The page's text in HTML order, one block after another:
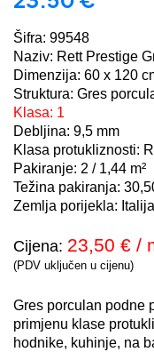
Šifra: 99548
Naziv: Rett Prestige
Dimenzija: 60 x 120
Struktura: Gres
Klasa: 1
Debljina: 9,5 mm
Klasa protukliznosti:
Pakiranje: 2 / 1,44 m²
Težina pakiranja:
Zemlja porijekla: Italija
Cijena: 23,50 € /
(PDV uključen u cijenu)
Gres porculan podne
primjenu klase
hodnike, kuhinje, na